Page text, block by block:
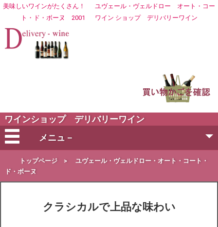
美味しいワインがたくさん！
ユヴェール・ヴェルドロー オート・コー
ト・ド・ボーヌ 2001
ワイン ショップデリバリーワイン
ワインショップ デリバリーワイン
メニュ－
会社概要
営業日・お届け日
トップページ >
ユヴェール・ヴェルドロー・オート・コート・
ド・ボーヌ
クラシカルで上品な味わい